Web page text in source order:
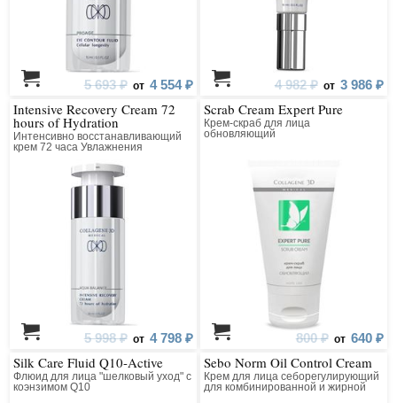
5 693 ₽ от 4 554 ₽ 4 982 ₽ от 3 986 ₽
Intensive Recovery Cream 72
hours of Hydration
Интенсивно восстанавливающий
крем 72 часа Увлажнения
5 998 ₽ от 4 798 ₽
Scrab Cream Expert Pure
Крем-скраб для лица
обновляющий
800 ₽ от 640 ₽
Silk Care Fluid Q10-Active
Флюид для лица "шелковый уход" с
коэнзимом Q10
Sebo Norm Oil Control Cream
Крем для лица себорегулирующий
для комбинированной и жирной